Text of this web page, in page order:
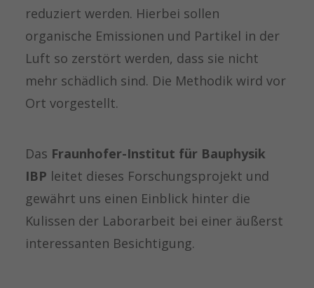
reduziert werden. Hierbei sollen
organische Emissionen und Partikel in der
Luft so zerstört werden, dass sie nicht
mehr schädlich sind. Die Methodik wird vor
Ort vorgestellt.
Das Fraunhofer-Institut für Bauphysik
IBP leitet dieses Forschungsprojekt und
gewährt uns einen Einblick hinter die
Kulissen der Laborarbeit bei einer äußerst
interessanten Besichtigung.